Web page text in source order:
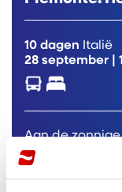
10 dagen Italië
28 september
Aan de
Italiaanse